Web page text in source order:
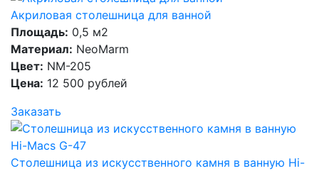
Акриловая столешница для ванной
Площадь: 0,5 м2
Материал: NeoMarm
Цвет: NM-205
Цена: 12 500 рублей
Заказать
Столешница из искусственного камня в ванную Hi-